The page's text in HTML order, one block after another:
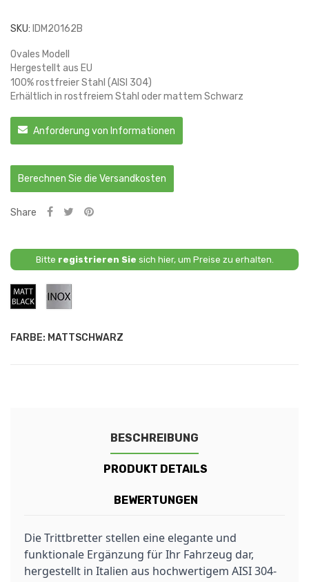
SKU: IDM20162B
Ovales Modell
Hergestellt aus EU
100% rostfreier Stahl (AISI 304)
Erhältlich in rostfreiem Stahl oder mattem Schwarz
Anforderung von Informationen
Berechnen Sie die Versandkosten
Share
Bitte registrieren Sie sich hier, um Preise zu erhalten.
FARBE: MATTSCHWARZ
Mattschwarz
BESCHREIBUNG
PRODUKT DETAILS
BEWERTUNGEN
Die Trittbretter stellen eine elegante und
funktionale Ergänzung für Ihr Fahrzeug dar,
hergestellt in Italien aus hochwertigem AISI 304-